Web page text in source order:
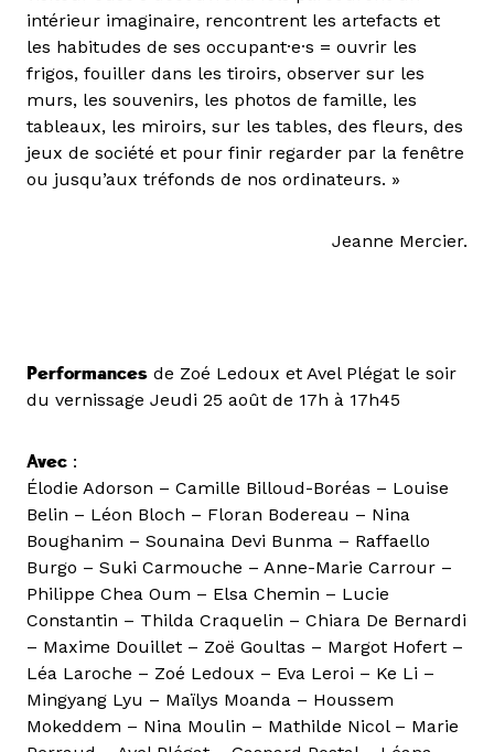
intérieur imaginaire, rencontrent les artefacts et
les habitudes de ses occupant·e·s = ouvrir les
frigos, fouiller dans les tiroirs, observer sur les
murs, les souvenirs, les photos de famille, les
tableaux, les miroirs, sur les tables, des fleurs, des
jeux de société et pour finir regarder par la fenêtre
ou jusqu’aux tréfonds de nos ordinateurs. »
Jeanne Mercier.
Performances de Zoé Ledoux et Avel Plégat le soir
du vernissage Jeudi 25 août de 17h à 17h45
Avec :
Élodie Adorson – Camille Billoud-Boréas – Louise
Belin – Léon Bloch – Floran Bodereau – Nina
Boughanim – Sounaina Devi Bunma – Raffaello
Burgo – Suki Carmouche – Anne-Marie Carrour –
Philippe Chea Oum – Elsa Chemin – Lucie
Constantin – Thilda Craquelin – Chiara De Bernardi
– Maxime Douillet – Zoë Goultas – Margot Hofert –
Léa Laroche – Zoé Ledoux – Eva Leroi – Ke Li –
Mingyang Lyu – Maïlys Moanda – Houssem
Mokeddem – Nina Moulin – Mathilde Nicol – Marie